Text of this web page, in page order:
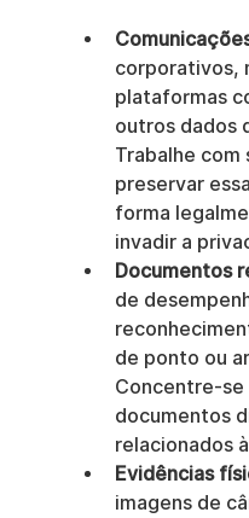
corporativos,
plataformas
outros dados
Trabalhe com
preservar
forma
invadir a
Documentos
de
de ponto ou
Concentre-se
documentos
relacionados
Evidências
imagens de